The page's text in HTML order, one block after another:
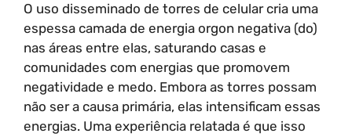
O uso disseminado de torres de celular cria uma
espessa camada de energia orgon negativa (do)
nas áreas entre elas, saturando casas e
comunidades com energias que promovem
negatividade e medo. Embora as torres possam
não ser a causa primária, elas intensificam essas
energias. Uma experiência relatada é que isso